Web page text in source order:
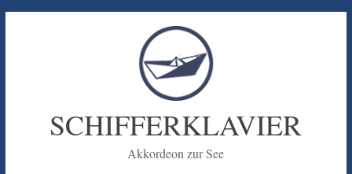
SCHIFFERKLAVIER
Akkordeon zur See